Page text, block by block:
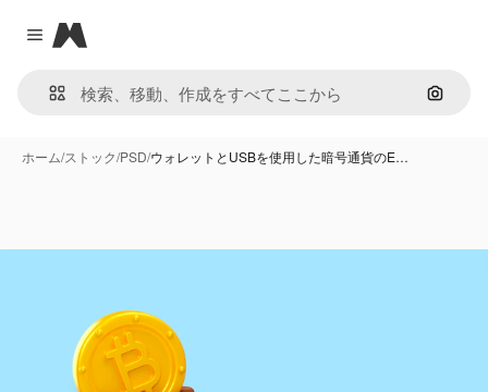
Close menu
Magnific
画像で
ホーム/ストック/PSD/ウォレットとUSBを使用した暗号通貨のE…